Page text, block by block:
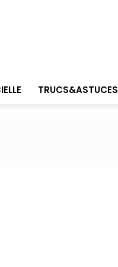
TRUCS&ASTUCES